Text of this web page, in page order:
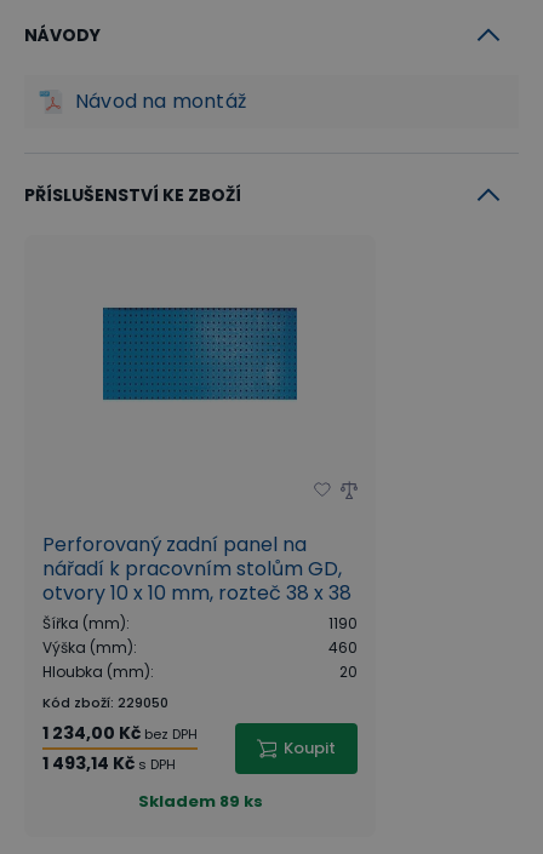
NÁVODY
Návod na montáž
PŘÍSLUŠENSTVÍ KE ZBOŽÍ
Perforovaný zadní panel na
nářadí k pracovním stolům GD,
otvory 10 x 10 mm, rozteč 38 x 38
mm, modrá
Šířka (mm):
1190
Výška (mm):
460
Hloubka (mm): 20
Kód zboží: 229050
1 234,00 Kč bez DPH
1 493,14 Kč s DPH
Koupit
Skladem 89 ks